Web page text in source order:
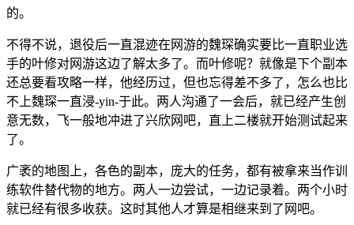
的。
不得不说，退役后一直混迹在网游的魏琛确实要比一直职业选
手的叶修对网游这边了解太多了。而叶修呢？就像是下个副本
还总要看攻略一样，他经历过，但也忘得差不多了，怎么也比
不上魏琛一直浸-yin-于此。两人沟通了一会后，就已经产生创
意无数，飞一般地冲进了兴欣网吧，直上二楼就开始测试起来
了。
广袤的地图上，各色的副本，庞大的任务，都有被拿来当作训
练软件替代物的地方。两人一边尝试，一边记录着。两个小时
就已经有很多收获。这时其他人才算是相继来到了网吧。